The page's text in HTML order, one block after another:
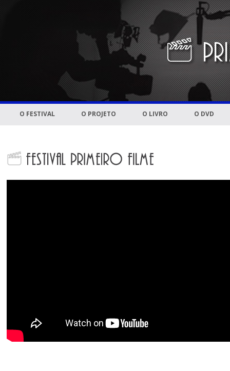
O FESTIVAL O PROJETO O LIVRO O DVD